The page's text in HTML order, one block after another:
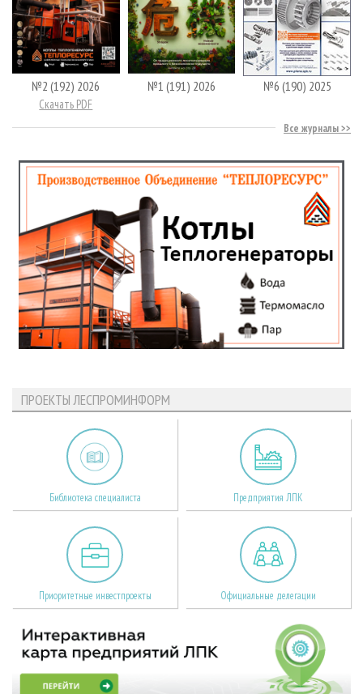
№2 (192) 2026
Скачать PDF
№1 (191) 2026 №6 (190) 2025
Все журналы
ПРОЕКТЫ ЛЕСПРОМИНФОРМ
Библиотека специалиста Предприятия ЛПК
Приоритетные инвестпроекты Официальные делегации